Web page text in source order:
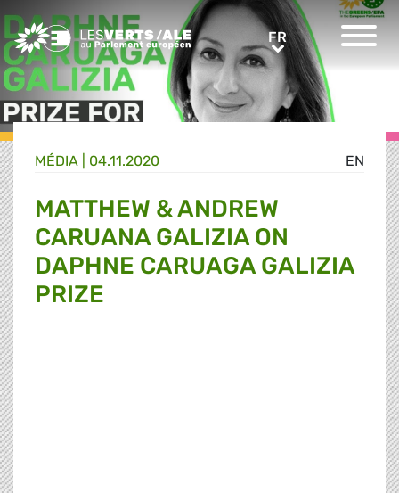
Greens/EFA Home FRFR
EN
MÉDIA 04.11.2020
MATTHEW & ANDREW
CARUANA GALIZIA ON
DAPHNE CARUAGA GALIZIA
PRIZE